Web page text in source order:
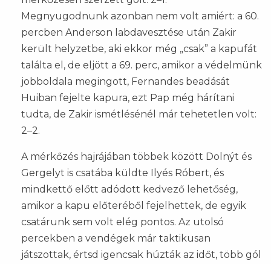
Megnyugodnunk azonban nem volt amiért: a 60.
percben Anderson labdavesztése után Zakir
került helyzetbe, aki ekkor még „csak” a kapufát
találta el, de eljött a 69. perc, amikor a védelmünk
jobboldala megingott, Fernandes beadását
Huiban fejelte kapura, ezt Pap még hárítani
tudta, de Zakir ismétlésénél már tehetetlen volt:
2–2.
A mérkőzés hajrájában többek között Dolnýt és
Gergelyt is csatába küldte Ilyés Róbert, és
mindkettő előtt adódott kedvező lehetőség,
amikor a kapu előteréből fejelhettek, de egyik
csatárunk sem volt elég pontos. Az utolsó
percekben a vendégek már taktikusan
játszottak, értsd igencsak húzták az időt, több gól